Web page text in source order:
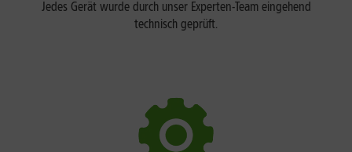
Jedes Gerät wurde durch unser Experten-Team eingehend
technisch geprüft.